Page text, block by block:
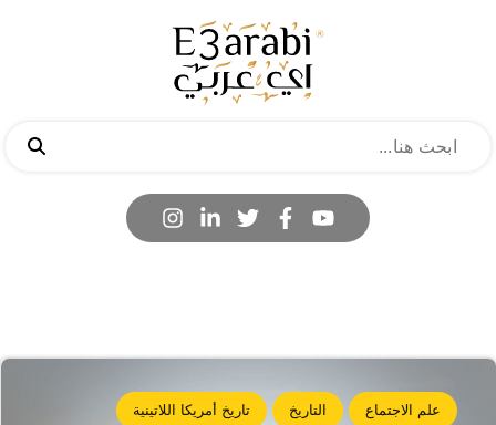
علم الاجتماع التاريخ تاريخ أمريكا اللاتينية